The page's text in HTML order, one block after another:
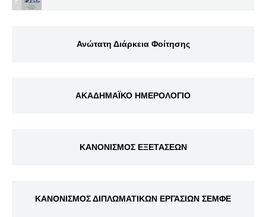
Ανώτατη Διάρκεια Φοίτησης
ΑΚΑΔΗΜΑΪΚΟ ΗΜΕΡΟΛΟΓΙΟ
ΚΑΝΟΝΙΣΜΟΣ ΕΞΕΤΑΣΕΩΝ
ΚΑΝΟΝΙΣΜΟΣ ΔΙΠΛΩΜΑΤΙΚΩΝ ΕΡΓΑΣΙΩΝ ΣΕΜΦΕ